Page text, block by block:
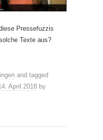
Pressefuzzis
Texte aus?
and tagged
April 2018 by